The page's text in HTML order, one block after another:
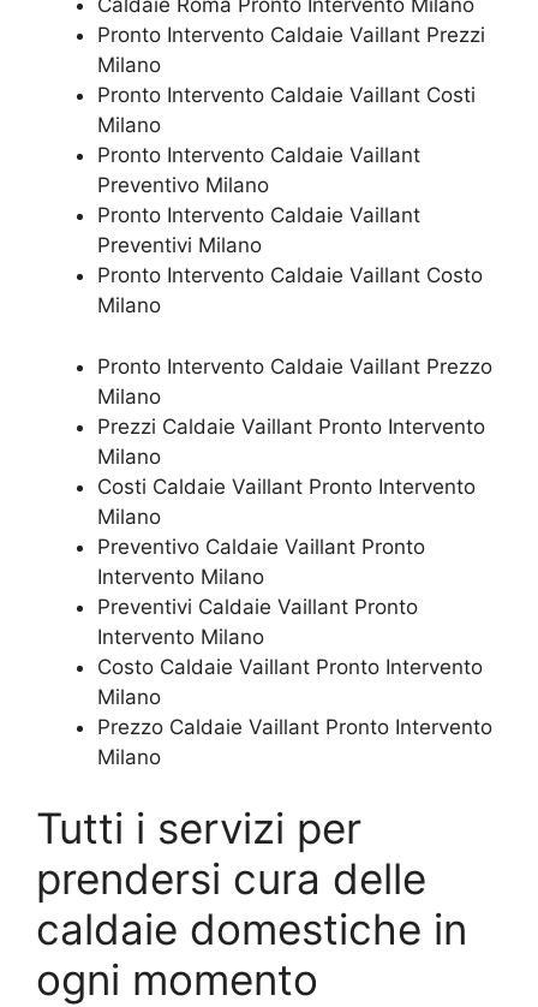
Caldaie Roma Pronto Intervento Milano
Pronto Intervento Caldaie Vaillant Prezzi
Milano
Pronto Intervento Caldaie Vaillant Costi
Milano
Pronto Intervento Caldaie Vaillant
Preventivo Milano
Pronto Intervento Caldaie Vaillant
Preventivi Milano
Pronto Intervento Caldaie Vaillant Costo
Milano
Pronto Intervento Caldaie Vaillant Prezzo
Milano
Prezzi Caldaie Vaillant Pronto Intervento
Milano
Costi Caldaie Vaillant Pronto Intervento
Milano
Preventivo Caldaie Vaillant Pronto
Intervento Milano
Preventivi Caldaie Vaillant Pronto
Intervento Milano
Costo Caldaie Vaillant Pronto Intervento
Milano
Prezzo Caldaie Vaillant Pronto Intervento
Milano
Tutti i servizi per
prendersi cura delle
caldaie domestiche in
ogni momento